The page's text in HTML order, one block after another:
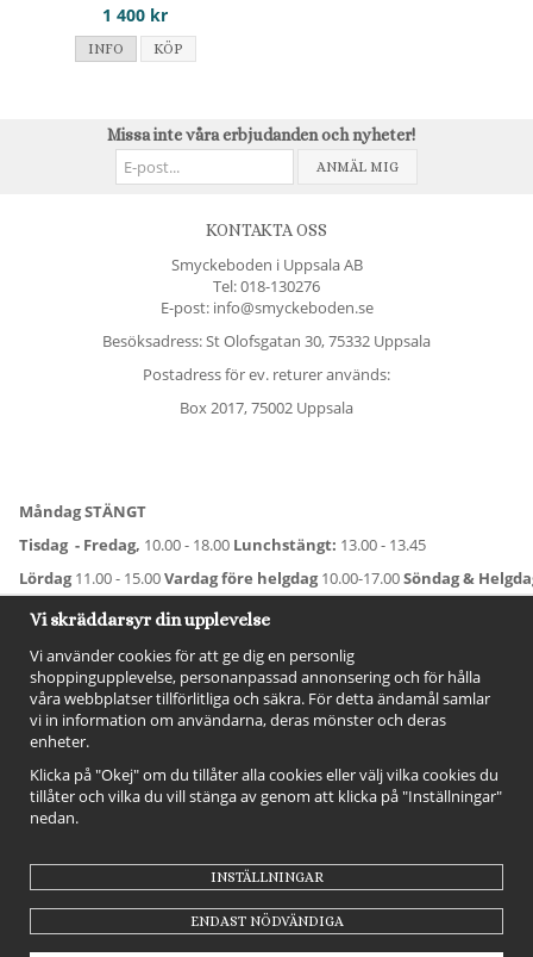
1 400 kr
INFO KÖP
Missa inte våra erbjudanden och nyheter!
ANMÄL MIG
KONTAKTA OSS
Smyckeboden i Uppsala AB
Tel:018-130276
E-post: info@smyckeboden.se
Besöksadress: St Olofsgatan 30, 75332 Uppsala
Postadress för ev. returer används:
Box 2017, 75002 Uppsala
Måndag STÄNGT
Tisdag - Fredag, 10.00 - 18.00 Lunchstängt: 13.00 - 13.45
Lördag11.00 - 15.00Vardag före helgdag10.00-17.00Söndag &
För avvikande öppettider:Titta här
Vi skräddarsyr din upplevelse
Vi använder cookies för att ge dig en personlig
shoppingupplevelse, personanpassad annonsering och för hålla
våra webbplatser tillförlitliga och säkra. För detta ändamål samlar
vi in information om användarna, deras mönster och deras
enheter.
Klicka på "Okej" om du tillåter alla cookies eller välj vilka cookies du
tillåter och vilka du vill stänga av genom att klicka på "Inställningar"
nedan.
INSTÄLLNINGAR
ENDAST NÖDVÄNDIGA